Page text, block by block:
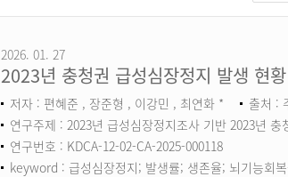
2026. 01. 27
2023년 충청권 급성심장정지 발생 현
저자 : 편혜준 , 장준형 , 이강민 , 최연화 * 출처 :
연구주제 : 2023년 급성심장정지조사 기반 2023년
연구번호 : KDCA-12-02-CA-2025-000118
keyword : 급성심장정지; 발생률; 생존율; 뇌기능회